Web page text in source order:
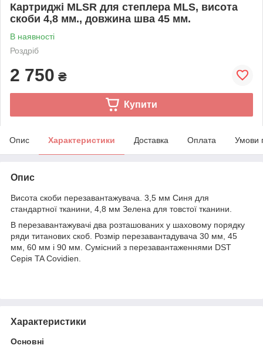
Картриджі MLSR для степлера MLS, висота
скоби 4,8 мм., довжина шва 45 мм.
В наявності
Роздріб
2 750 ₴
Купити
Опис Характеристики Доставка Оплата Умови
Опис
Висота скоби перезавантажувача. 3,5 мм Синя для
стандартної тканини, 4,8 мм Зелена для товстої тканини.
В перезавантажувачі два розташованих у шаховому порядку
ряди титанових скоб. Розмір перезавантадувача 30 мм, 45
мм, 60 мм і 90 мм. Сумісний з перезавантаженнями DST
Серія TA Covidien.
Характеристики
Основні